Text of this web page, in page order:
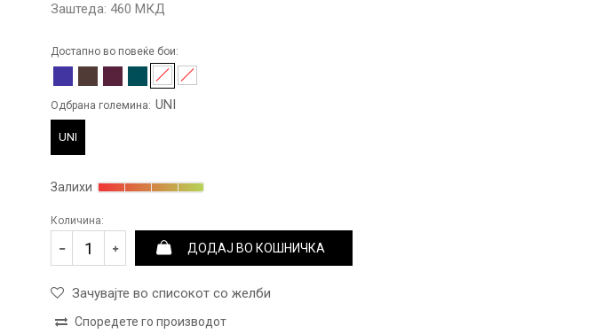
Заштеда: 460 МКД
Достапно во повеќе бои:
Одбрана големина: UNI
UNI
Залихи
Количина:
ДОДАЈ ВО КОШНИЧКА
Зачувајте во списокот со желби
Споредете го производот